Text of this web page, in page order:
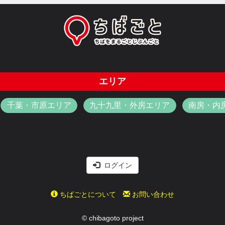
エリア
千葉・市原エリア 九十九里・外房エリア 南房・内
ログイン
ちばごとについて お問い合わせ
© chibagoto project